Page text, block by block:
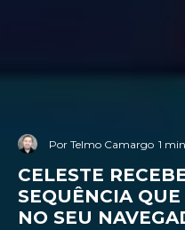
Por Telmo Camargo 1
CELESTE
SEQUÊNCIA
NO SEU